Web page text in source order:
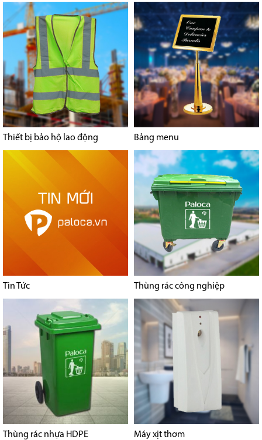
Thiết bị bảo hộ lao động Bảng menu
Tin Tức Thùng rác công nghiệp
Thùng rác nhựa HDPE Máy xịt thơm